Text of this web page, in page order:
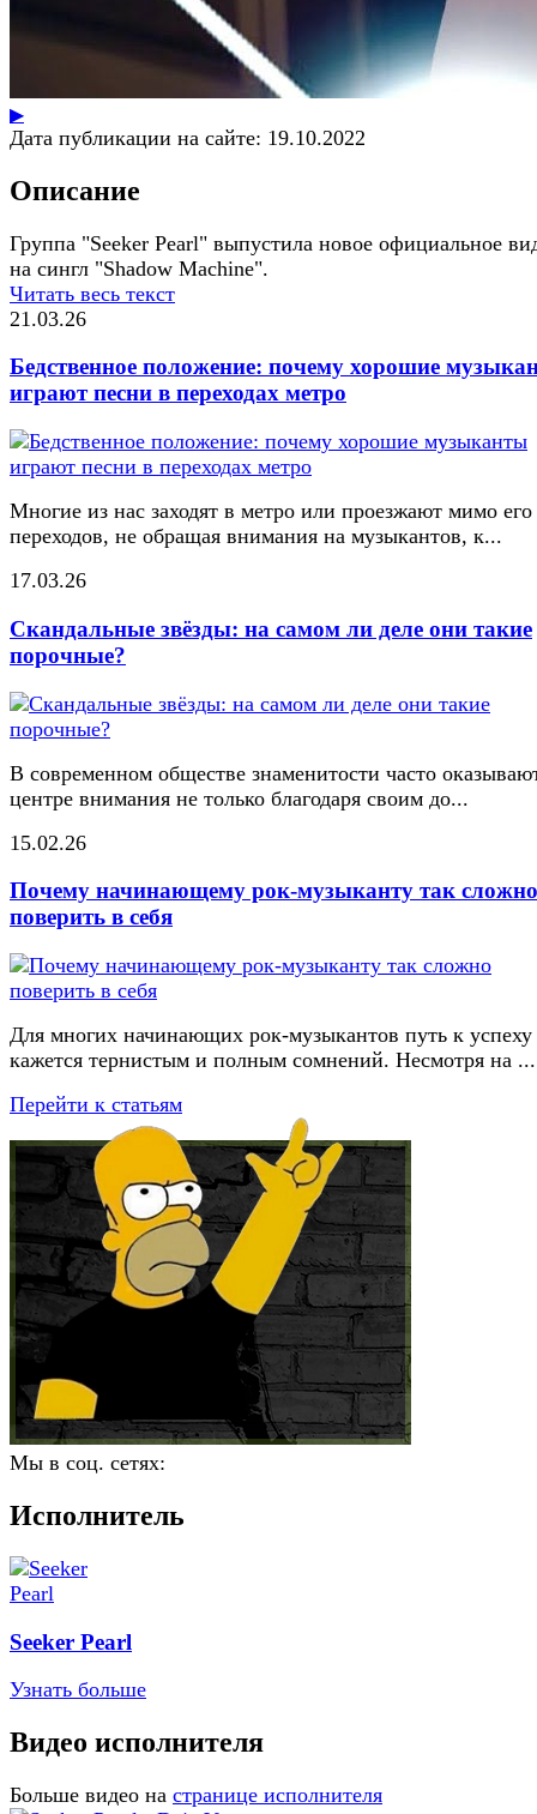
▶
Дата публикации на сайте: 19.10.2022
Описание
Группа "Seeker Pearl" выпустила новое официальное
на сингл "Shadow Machine".
Читать весь текст
21.03.26
Бедственное положение: почему хорошие
играют песни в переходах метро
Многие из нас заходят в метро или проезжают мимо его
переходов, не обращая внимания на музыкантов, к...
17.03.26
Скандальные звёзды: на самом ли деле они такие
порочные?
В современном обществе знаменитости часто
центре внимания не только благодаря своим до...
15.02.26
Почему начинающему рок-музыканту так сложно
поверить в себя
Для многих начинающих рок-музыкантов путь к успеху
кажется тернистым и полным сомнений. Несмотря на ...
Перейти к статьям
Мы в соц. сетях:
Исполнитель
Seeker Pearl
Узнать больше
Видео исполнителя
Больше видео на странице исполнителя